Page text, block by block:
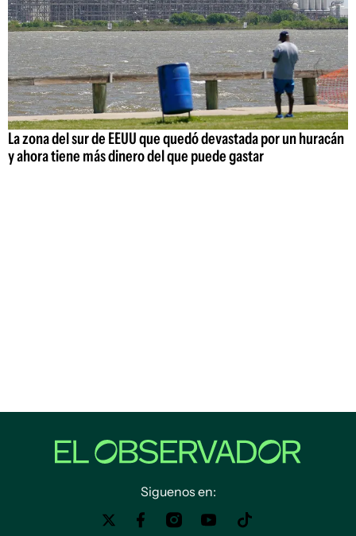
La zona del sur de EEUU que quedó devastada por un huracán
y ahora tiene más dinero del que puede gastar
Siguenos en: